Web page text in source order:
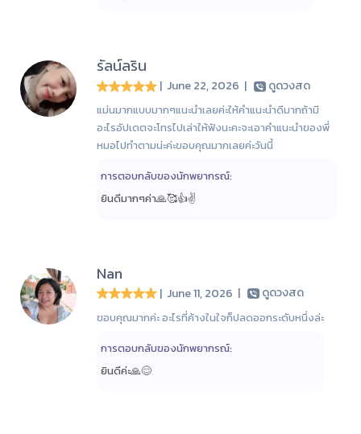
รัลน์ลริน
| June 22, 2026 | ดูดวงสด
แม่นมากแบบมากๆแนะนำเลยค่ะให้คำแนะนำดีมากถ้ามี
อะไรอัปเดตจะโทรไปเล่าให้ฟังนะคะจะเอาคำแนะนำของพี่
หมอไปทำตามน่ะค่ะขอบคุณมากเลยค่ะวันนี้
การตอบกลับของนักพยากรณ์:
ยินดีมากๆค่า🙏🥰👍✌️
Nan
| June 11, 2026 | ดูดวงสด
ขอบคุณมากค่ะ อะไรที่ค้างในใจก็ปลดออกระดับหนึ่งล่ะ
การตอบกลับของนักพยากรณ์:
ยินดีค่ะ🙏😊